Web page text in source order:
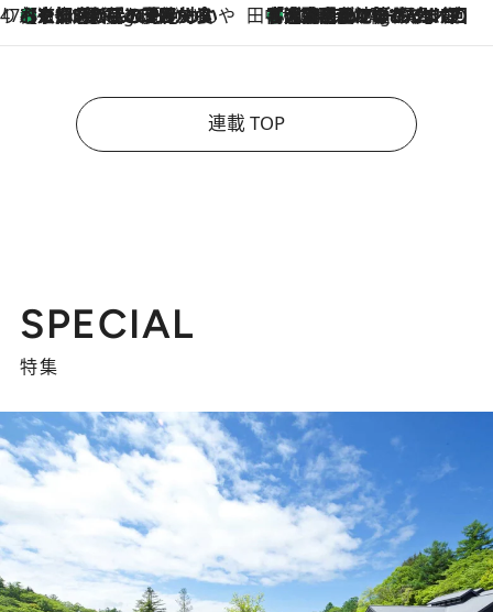
47都道府県の手みやげ ひんやりスイーツで夏を満喫
5 Hours Ago
【京都府】この夏絶対食べたい 冷やしておいしいおやつ3選 ひと口目から心を掴む新緑のテリーヌ 田中稲の勝手に再ブーム
10 Hours Ago
「湘南乃風に憧れて」観客大盛上がりの“タオル回し”に、ラッパー顔負けの高速歌唱まで…さだまさし（74）のアグレッシブすぎる現在地
連載 TOP
SPECIAL
特集